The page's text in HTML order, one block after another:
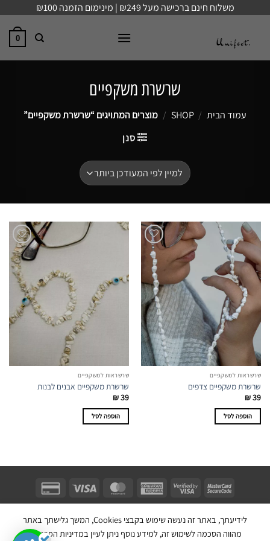
content
משלוח חינם ברכישה מעל ₪249 | מינימום הזמנה ₪100
0
שרשרת משקפיים
עמוד הבית /
SHOP
/ מוצרים המתויגים “שרשרת משקפיים”
סנן
שרשראות למשקפיים
שרשרת משקפיים צדפים
₪39
הוספה לסל
שרשראות למשקפיים
שרשרת משקפיים אבנים לבנות
₪39
הוספה לסל
בניית אתר חנות מכירות ע''י:
לידיעתך, באתר זה נעשה שימוש בקבצי Cookies, המשך גלישתך באתר
מהווה הסכמה לשימוש זה, למידע נוסף ניתן לעיין במדיניות הפרטיות.